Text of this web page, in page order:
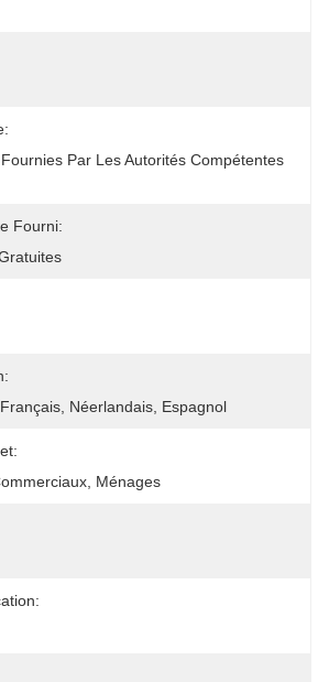
Par Les Autorités Compétentes
Fourni:
Néerlandais, Espagnol
Ménages